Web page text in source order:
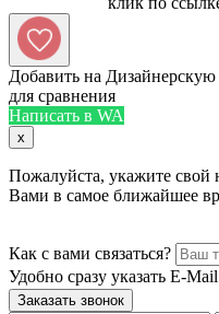
Добавить на Дизайнерскую
для сравнения
Написать в WA
x
Пожалуйста, укажите свой
Вами в самое ближайшее
Как с вами связаться?
Удобно сразу указать E-Mail
Заказать звонок